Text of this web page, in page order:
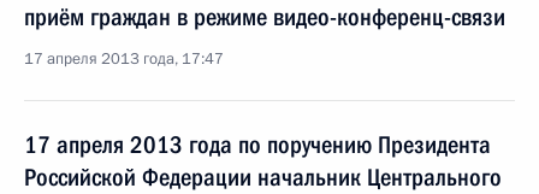
приём граждан в режиме видео-конференц-связи
17 апреля 2013 года, 17:47
17 апреля 2013 года по поручению Президента
Российской Федерации начальник Центрального